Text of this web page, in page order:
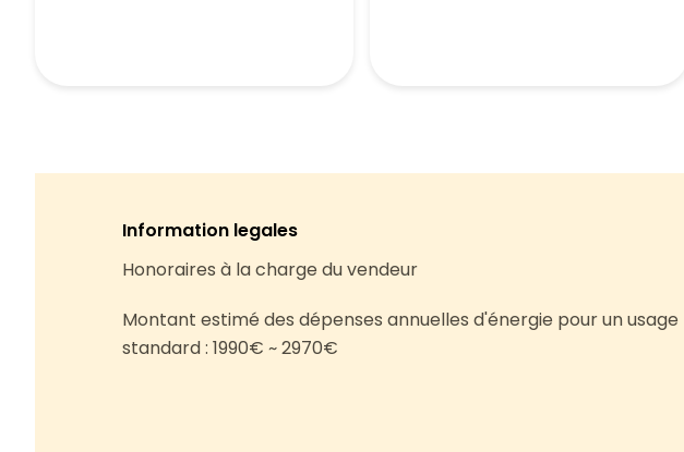
Information legales
Honoraires à la charge du vendeur
Montant estimé des dépenses annuelles d'énergie pour un usage
standard : 1990€ ~ 2970€